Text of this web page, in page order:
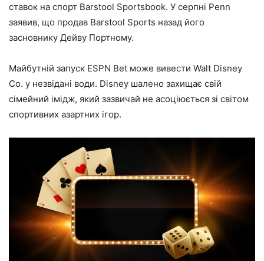
ставок на спорт Barstool Sportsbook. У серпні Penn
заявив, що продав Barstool Sports назад його
засновнику Дейву Портному.
Майбутній запуск ESPN Bet може вивести Walt Disney
Co. у незвідані води. Disney шалено захищає свій
сімейний імідж, який зазвичай не асоціюється зі світом
спортивних азартних ігор.